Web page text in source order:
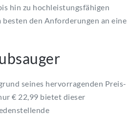
hin zu hochleistungsfähigen
den Anforderungen an eine
seines hervorragenden Preis-
€ 22,99 bietet dieser